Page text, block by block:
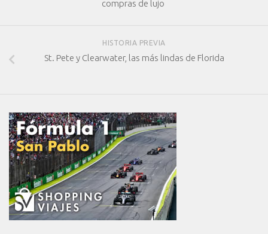
compras de lujo
HISTORIA PREVIA
St. Pete y Clearwater, las más lindas de Florida